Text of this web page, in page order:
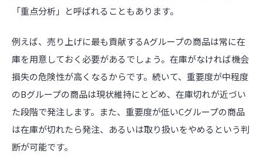
「重点分析」と呼ばれることもあります。
例えば、売り上げに最も貢献するAグループの商品は常に在
庫を用意しておく必要があるでしょう。在庫がなければ機会
損失の危険性が高くなるからです。続いて、重要度が中程度
のBグループの商品は現状維持にとどめ、在庫切れが近づい
た段階で発注します。また、重要度が低いCグループの商品
は在庫が切れたら発注、あるいは取り扱いをやめるという判
断が可能です。